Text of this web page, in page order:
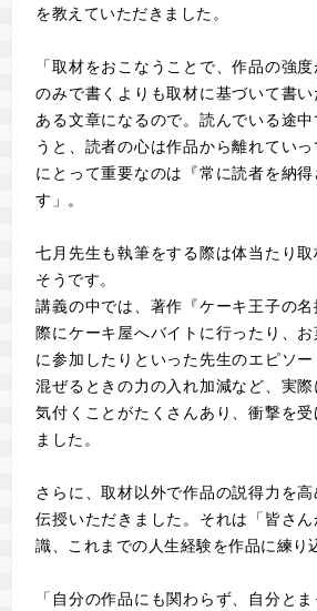
を教えていただきました。
「取材をおこなうことで、作品の強
のみで書くよりも取材に基づいて書
ある文章になるので。読んでいる途
うと、読者の心は作品から離れてい
にとって重要なのは『常に読者を納
す」。
七月先生も執筆をする際は体当たり
そうです。
講義の中では、著作『ケーキ王子の
際にケーキ屋へバイトに行ったり、
に参加したりといった先生のエピソ
混ぜるときの力の入れ加減など、実
気付くことがたくさんあり、衝撃を
ました。
さらに、取材以外で作品の説得力を
伝授いただきました。それは「皆さ
識、これまでの人生経験を作品に練り
「自分の作品にも関わらず、自分と